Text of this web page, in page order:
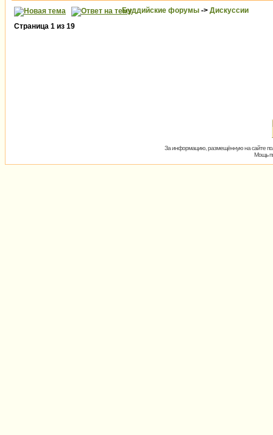
Буддийские форумы -> Дискуссии
Страница 1 из 19
За информацию, размещённую на сайте
Мощь